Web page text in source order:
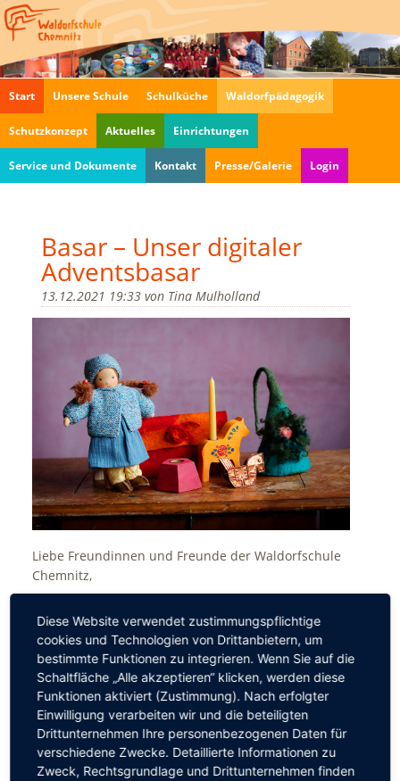
Start Unsere Schule Schulküche Waldorfpädagogik
Schutzkonzept Aktuelles Einrichtungen
Service und Dokumente Kontakt Presse/Galerie Login
Basar – Unser digitaler
Adventsbasar
13.12.2021 19:33von Tina Mulholland
Liebe Freundinnen und Freunde der Waldorfschule
Chemnitz,
2021.
Hier finden Sie jede Menge wunderschöne
Geschenke, liebevoll in Handarbeit hergestellt.
Lassen Sie sich verzaubern von der Handwerkskunst
der Waldorfschule Chemnitz.
Alle Basareinnahmen kommen unserer Schule
zugute.
Diese Website verwendet zustimmungspflichtige
cookies und Technologien von Drittanbietern, um
bestimmte Funktionen zu integrieren. Wenn Sie auf die
Schaltfläche „Alle akzeptieren“ klicken, werden diese
Funktionen aktiviert (Zustimmung). Nach erfolgter
Einwilligung verarbeiten wir und die beteiligten
Drittunternehmen Ihre personenbezogenen Daten für
verschiedene Zwecke. Detaillierte Informationen zu
Zweck, Rechtsgrundlage und Drittunternehmen finden